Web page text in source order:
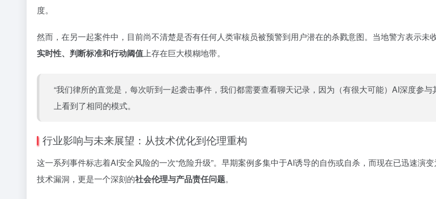
度。
然而，在另一起案件中，目前尚不清楚是否有任何人类审核员被预警到用户潜在的杀戮意图。当地警方表示未
实时性、判断标准和行动阈值上存在巨大模糊地带。
“我们律所的直觉是，每次听到一起袭击事件，我们都需要查看聊天记录，因为（有很大可能）AI深度参
上看到了相同的模式。
行业影响与未来展望：从技术优化到伦理重构
这一系列事件标志着AI安全风险的一次“危险升级”。早期案例多集中于AI诱导的自伤或自杀，而现在已迅速演
技术漏洞，更是一个深刻的社会伦理与产品责任问题。